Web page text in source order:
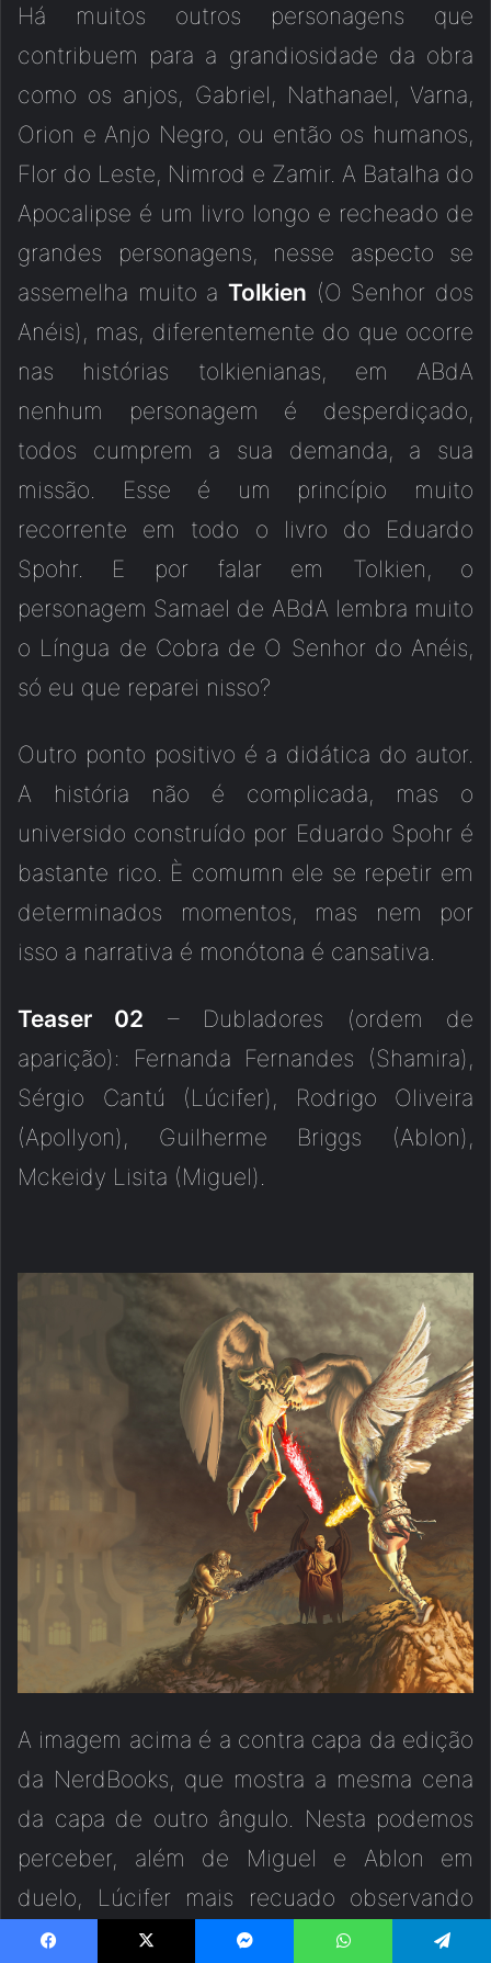
Há muitos outros personagens que
contribuem para a grandiosidade da obra
como os anjos, Gabriel, Nathanael, Varna,
Orion e Anjo Negro, ou então os humanos,
Flor do Leste, Nimrod e Zamir. A Batalha do
Apocalipse é um livro longo e recheado de
grandes personagens, nesse aspecto se
assemelha muito a Tolkien (O Senhor dos
Anéis), mas, diferentemente do que ocorre
nas histórias tolkienianas, em ABdA
nenhum personagem é desperdiçado,
todos cumprem a sua demanda, a sua
missão. Esse é um princípio muito
recorrente em todo o livro do Eduardo
Spohr. E por falar em Tolkien, o
personagem Samael de ABdA lembra muito
o Língua de Cobra de O Senhor do Anéis,
só eu que reparei nisso?
Outro ponto positivo é a didática do autor.
A história não é complicada, mas o
universido construído por Eduardo Spohr é
bastante rico. È comumn ele se repetir em
determinados momentos, mas nem por
isso a narrativa é monótona é cansativa.
Teaser 02 – Dubladores (ordem de
aparição): Fernanda Fernandes (Shamira),
Sérgio Cantú (Lúcifer), Rodrigo Oliveira
(Apollyon), Guilherme Briggs (Ablon),
Mckeidy Lisita (Miguel).
A imagem acima é a contra capa da edição
da NerdBooks, que mostra a mesma cena
da capa de outro ângulo. Nesta podemos
perceber, além de Miguel e Ablon em
duelo, Lúcifer mais recuado observando
com suas asas de morcego retraídas e o